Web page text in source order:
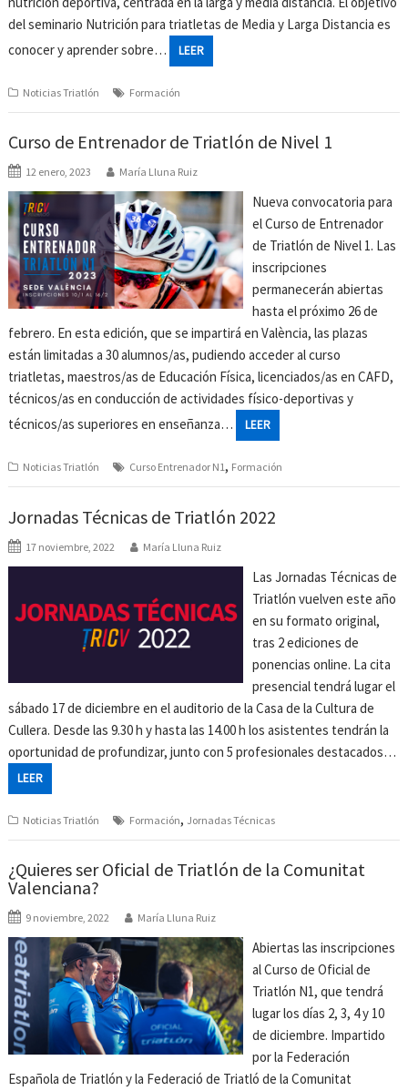
del seminario Nutrición para triatletas de Media y Larga Distancia es
conocer y aprender sobre…
LEER
Noticias Triatlón Formación
Curso de Entrenador de Triatlón de Nivel 1
12 enero, 2023 María Lluna Ruiz
Nueva convocatoria para
el Curso de Entrenador
de Triatlón de Nivel 1. Las
inscripciones
permanecerán abiertas
hasta el próximo 26 de
febrero. En esta edición, que se impartirá en València, las plazas
están limitadas a 30 alumnos/as, pudiendo acceder al curso
triatletas, maestros/as de Educación Física, licenciados/as en CAFD,
técnicos/as en conducción de actividades físico-deportivas y
técnicos/as superiores en enseñanza…
LEER
Noticias Triatlón Curso Entrenador N1, Formación
Jornadas Técnicas de Triatlón 2022
17 noviembre, 2022 María Lluna Ruiz
Las Jornadas Técnicas de
Triatlón vuelven este año
en su formato original,
tras 2 ediciones de
ponencias online. La cita
presencial tendrá lugar el
sábado 17 de diciembre en el auditorio de la Casa de la Cultura de
Cullera. Desde las 9.30 h y hasta las 14.00 h los asistentes tendrán la
oportunidad de profundizar, junto con 5 profesionales destacados…
LEER
Noticias Triatlón Formación, Jornadas Técnicas
¿Quieres ser Oficial de Triatlón de la Comunitat
Valenciana?
9 noviembre, 2022 María Lluna Ruiz
Abiertas las inscripciones
al Curso de Oficial de
Triatlón N1, que tendrá
lugar los días 2, 3, 4 y 10
de diciembre. Impartido
por la Federación
Española de Triatlón y la Federació de Triatló de la Comunitat